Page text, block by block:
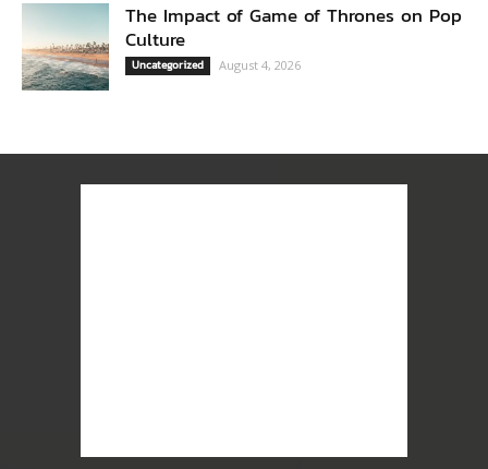
The Impact of Game of Thrones on Pop
Culture
Uncategorized August 4, 2026